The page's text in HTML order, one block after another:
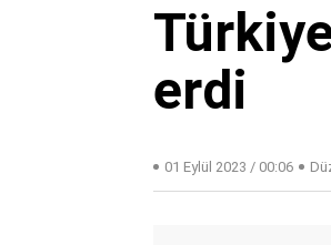
erdi
01 Eylül 2023 / 00:06